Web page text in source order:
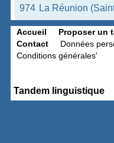
974 La Réunion
Accueil Proposer un
Contact
Données
Conditions générales'
Tandem linguistique